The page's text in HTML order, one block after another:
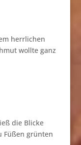
herrlichen
wollte ganz
die Blicke
Füßen grünten